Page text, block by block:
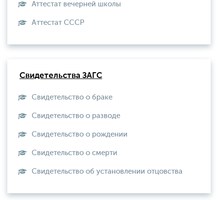
Аттестат вечерней школы
Aттестат СССР
Свидетельства ЗАГС
Свидетельство о браке
Свидетельство о разводе
Свидетельство о рождении
Свидетельство о смерти
Свидетельство об установлении отцовства